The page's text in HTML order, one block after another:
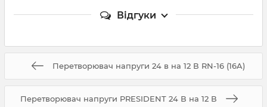
Відгуки
Перетворювач напруги 24 в на 12 В RN-16 (16A)
Перетворювач напруги PRESIDENT 24 В на 12 В